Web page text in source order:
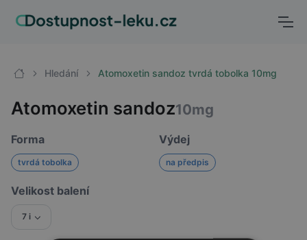
Hledání Atomoxetin sandoz tvrdá tobolka 10mg
Atomoxetin sandoz10mg
Forma
tvrdá tobolka
Výdej
na předpis
Velikost balení
7 i